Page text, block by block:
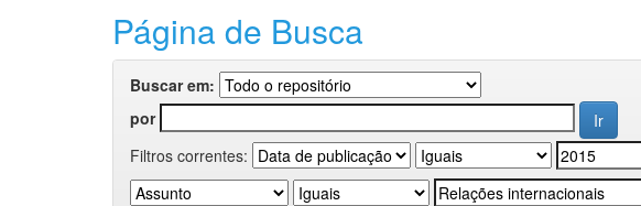
Página de Busca
Buscar em:
por
Filtros correntes: